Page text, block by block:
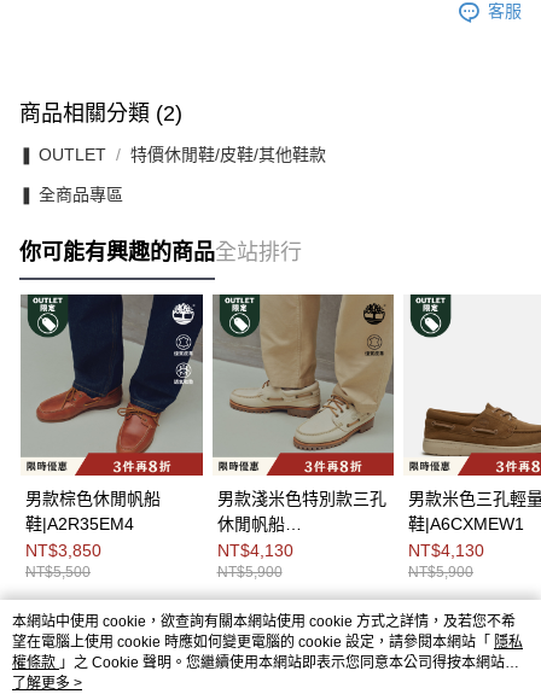
客服
商品相關分類 (2)
❚ OUTLET 特價休閒鞋/皮鞋/其他鞋款
❚ 全商品專區
你可能有興趣的商品全站排行
男款棕色休閒帆船
鞋|A2R35EM4
NT$3,850
NT$5,500
男款淺米色特別款三孔
休閒帆船
鞋|A2PDQEN7
NT$4,130
NT$5,900
男款米色三孔輕
鞋|A6CXMEW1
NT$4,130
NT$5,900
熱門標籤
本網站中使用 cookie，欲查詢有關本網站使用 cookie 方式之詳情，及若您不希
望在電腦上使用 cookie 時應如何變更電腦的 cookie 設定，請參閱本網站「 隱私
權條款 」之 Cookie 聲明。您繼續使用本網站即表示您同意本公司得按本網站使
用條款之 Cookie 聲明使用 cookie。
了解更多 >